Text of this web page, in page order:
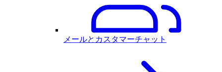
メールとカスタマーチャット